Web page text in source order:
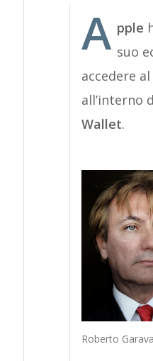
A pple
suo
accedere al
all’interno
Wallet.
Roberto